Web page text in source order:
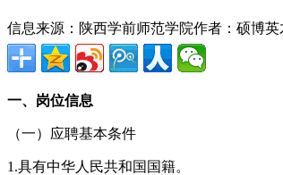
信息来源：陕西学前师范学院作者：硕博英
一、岗位信息
（一）应聘基本条件
1.具有中华人民共和国国籍。